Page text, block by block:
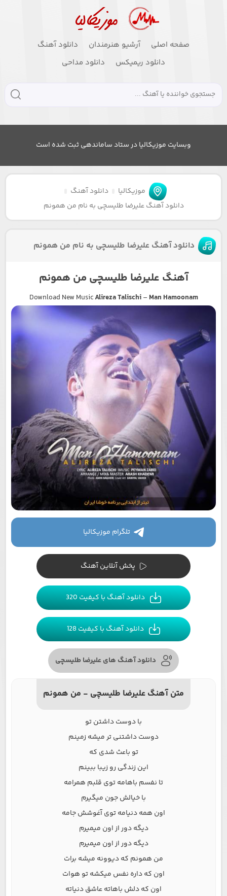
صفحه اصلی آرشیو هنرمندان
دانلود آهنگ
دانلود ریمیکس
دانلود مداحی
وبسایت موزیکالیا در ستاد ساماندهی ثبت شده است
موزیکالیا
دانلود آهنگ
دانلود آهنگ علیرضا طلیسچی به نام من همونم
دانلود آهنگ علیرضا طلیسچی به نام من همونم
آهنگ علیرضا طلیسچی من همونم
Download New MusicAlireza Talischi– Man Hamoonam
تلگرام موزیکالیا
پخش آنلاین آهنگ
دانلود آهنگ با کیفیت 320
دانلود آهنگ با کیفیت 128
دانلود آهنگ های علیرضا طلیسچی
متن آهنگ علیرضا طلیسچی - من همونم
با دوست داشتن تو
دوست داشتنی تر میشه زمینم
تو باعث شدی که
این زندگی رو زیبا ببینم
تا نفسم باهامه توی قلبم همرامه
با خیالش جون میگیرم
اون همه دنیامه توی آغوشش جامه
دیگه دور از اون میمیرم
دیگه دور از اون میمیرم
من همونم که دیوونه میشه برات
اون که داره نفس میکشه تو هوات
اون که دلش باهاته عاشق دنیاته